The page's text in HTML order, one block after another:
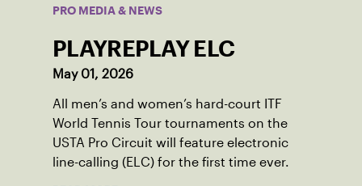
PRO MEDIA & NEWS
PLAYREPLAY ELC
May 01, 2026
All men’s and women’s hard-court ITF
World Tennis Tour tournaments on the
USTA Pro Circuit will feature electronic
line-calling (ELC) for the first time ever.